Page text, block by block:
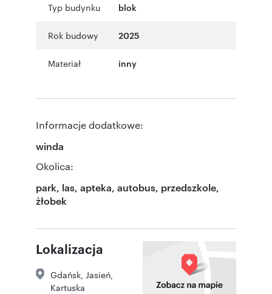
Typ budynku blok
Rok budowy 2025
Materiał inny
Informacje dodatkowe:
winda
Okolica:
park, las, apteka, autobus, przedszkole,
żłobek
Lokalizacja
Gdańsk Jasień
Kartuska